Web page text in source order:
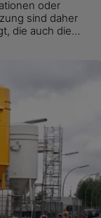
oder
sind daher
die auch die